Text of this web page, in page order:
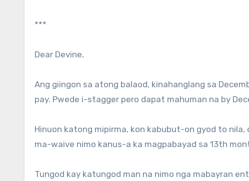
***
Dear Devine,
Ang giingon sa atong balaod, kinahanglang sa
pay. Pwede i-stagger pero dapat mahuman na by
Hinuon katong mipirma, kon kabubut-on gyod to
ma-waive nimo kanus-a ka magpabayad sa 13th
Tungod kay katungod man na nimo nga mabayran